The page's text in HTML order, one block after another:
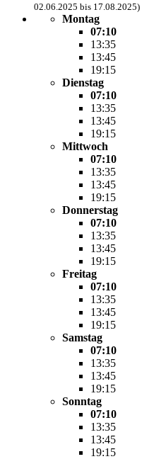
02.06.2025 bis 17.08.2025)
Montag
07:10
13:35
13:45
19:15
Dienstag
07:10
13:35
13:45
19:15
Mittwoch
07:10
13:35
13:45
19:15
Donnerstag
07:10
13:35
13:45
19:15
Freitag
07:10
13:35
13:45
19:15
Samstag
07:10
13:35
13:45
19:15
Sonntag
07:10
13:35
13:45
19:15